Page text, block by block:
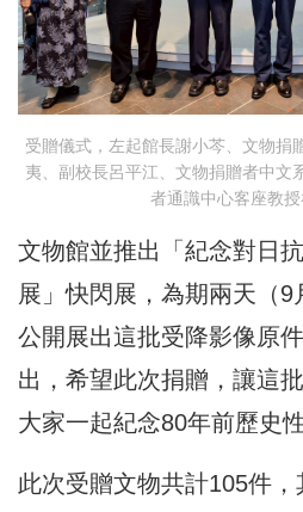
受贈儀式，左起館長謝小芩、文物捐
夷、副校長呂平江、文物捐贈者中文
者通識中心客座教授
文物館並推出「紀念對日
展」快閃展，為期兩天（9
公開展出這批受降影像原
出，希望此次捐贈，讓這
大家一起紀念80年前歷史
此次受贈文物共計105件